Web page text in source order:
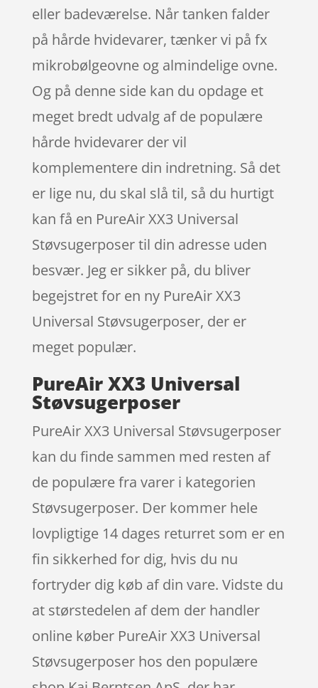
eller badeværelse. Når tanken falder
på hårde hvidevarer, tænker vi på fx
mikrobølgeovne og almindelige ovne.
Og på denne side kan du opdage et
meget bredt udvalg af de populære
hårde hvidevarer der vil
komplementere din indretning. Så det
er lige nu, du skal slå til, så du hurtigt
kan få en PureAir XX3 Universal
Støvsugerposer til din adresse uden
besvær. Jeg er sikker på, du bliver
begejstret for en ny PureAir XX3
Universal Støvsugerposer, der er
meget populær.
PureAir XX3 Universal
Støvsugerposer
PureAir XX3 Universal Støvsugerposer
kan du finde sammen med resten af
de populære fra varer i kategorien
Støvsugerposer. Der kommer hele
lovpligtige 14 dages returret som er en
fin sikkerhed for dig, hvis du nu
fortryder dig køb af din vare. Vidste du
at størstedelen af dem der handler
online køber PureAir XX3 Universal
Støvsugerposer hos den populære